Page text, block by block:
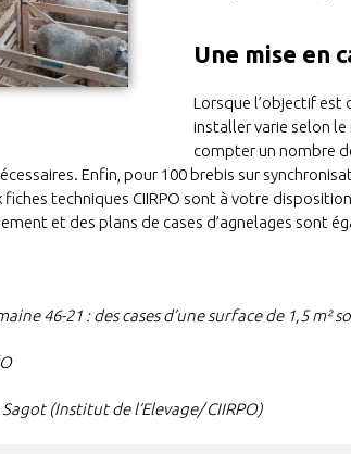
Une mise en
Lorsque l’objectif est
installer varie selon
compter un nombre
Enfin, pour 100 brebis sur
fiches techniques CIIRPO sont à votre disposition
et des plans de cases d’agnelages sont
46-21 :des cases d’une surface de 1,5 m²
(Institut de l’Elevage/ CIIRPO)